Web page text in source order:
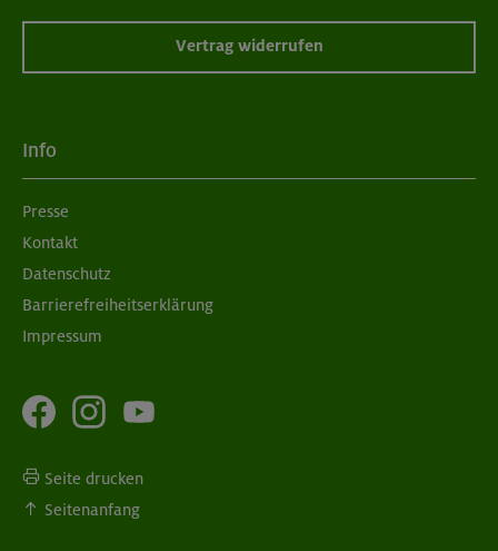
Vertrag widerrufen
Info
Presse
Kontakt
Datenschutz
Barrierefreiheitserklärung
Impressum
Seite drucken
Seitenanfang